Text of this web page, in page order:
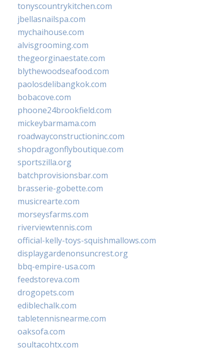
tonyscountrykitchen.com
jbellasnailspa.com
mychaihouse.com
alvisgrooming.com
thegeorginaestate.com
blythewoodseafood.com
paolosdelibangkok.com
bobacove.com
phoone24brookfield.com
mickeybarmama.com
roadwayconstructioninc.com
shopdragonflyboutique.com
sportszilla.org
batchprovisionsbar.com
brasserie-gobette.com
musicrearte.com
morseysfarms.com
riverviewtennis.com
official-kelly-toys-squishmallows.com
displaygardenonsuncrest.org
bbq-empire-usa.com
feedstoreva.com
drogopets.com
ediblechalk.com
tabletennisnearme.com
oaksofa.com
soultacohtx.com